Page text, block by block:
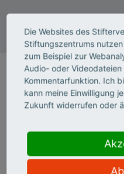
Kilian-
Die Websites des
Stiftungszentrums
zum Beispiel zur
Audio- oder
Kommentarfunktion. Ich
kann meine Einwilligung
Zukunft widerrufen oder